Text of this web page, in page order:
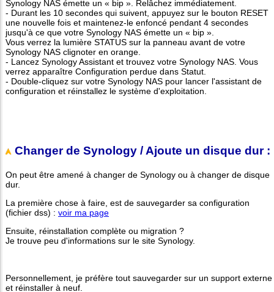
Synology NAS émette un « bip ». Relâchez immédiatement.
- Durant les 10 secondes qui suivent, appuyez sur le bouton RESET
une nouvelle fois et maintenez-le enfoncé pendant 4 secondes
jusqu'à ce que votre Synology NAS émette un « bip ».
Vous verrez la lumière STATUS sur la panneau avant de votre
Synology NAS clignoter en orange.
- Lancez Synology Assistant et trouvez votre Synology NAS. Vous
verrez apparaître Configuration perdue dans Statut.
- Double-cliquez sur votre Synology NAS pour lancer l'assistant de
configuration et réinstallez le système d'exploitation.
Changer de Synology / Ajoute un disque dur :
On peut être amené à changer de Synology ou à changer de disque
dur.
La première chose à faire, est de sauvegarder sa configuration
(fichier dss) : voir ma page
Ensuite, réinstallation complète ou migration ?
Je trouve peu d'informations sur le site Synology.
Personnellement, je préfère tout sauvegarder sur un support externe
et réinstaller à neuf.